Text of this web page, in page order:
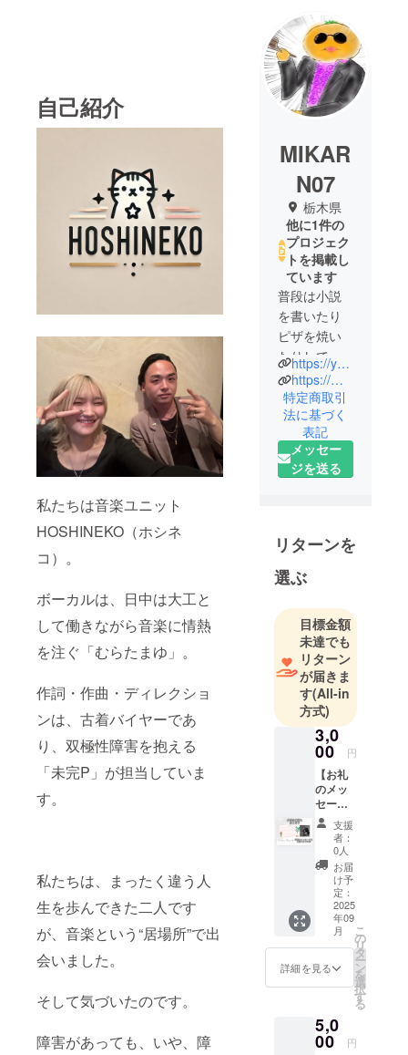
自己紹介
私たちは音楽ユニット
HOSHINEKO（ホシネ
コ）。
ボーカルは、日中は大工と
して働きながら音楽に情熱
を注ぐ「むらたまゆ」。
作詞・作曲・ディレクショ
ンは、古着バイヤーであ
り、双極性障害を抱える
「未完P」が担当していま
す。
私たちは、まったく違う人
生を歩んできた二人です
が、音楽という“居場所”で出
会いました。
そして気づいたのです。
障害があっても、いや、障
MIKAR
N07
栃木県
他に1件の
プロジェク
トを掲載し
ています
普段は小説
を書いたり
ピザを焼い
たりしてい
ます。よろ
しくお願い
いたしま
す。
https://youtu.be/RrGvILm2gCA
https://mikarn777.hatenablog.com/
特定商取引
法に基づく
表記
メッセー
ジを送る
リターンを
選ぶ
目標金額
未達でも
リターン
が届きま
す(All-in
方式)
3,0
00 円
【お礼
のメッ
セー
ジ】 感
謝の気
持ちを
込め
て、お
礼の
メッ
セージ
をお送
りしま
す。
支援
者：
0人
お届
け予
定：
2025
年09
月
詳細を見る
こ
の
リ
タ
ー
ン
を
選
択
す
る
5,0
00 円